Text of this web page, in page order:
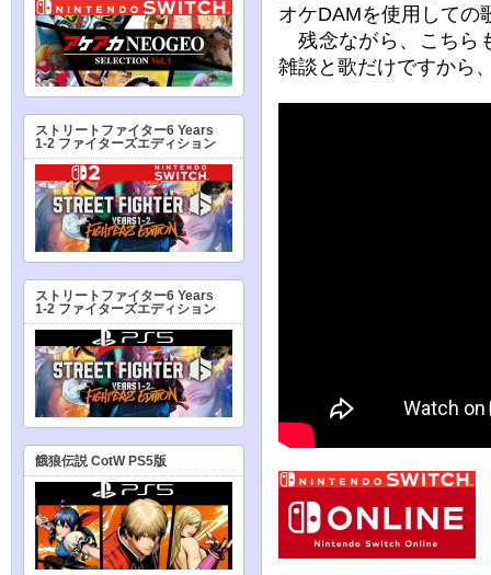
オケDAMを使用しての
残念ながら、こちら
雑談と歌だけですから
ストリートファイター6 Years
1-2 ファイターズエディション
ストリートファイター6 Years
1-2 ファイターズエディション
餓狼伝説 CotW PS5版